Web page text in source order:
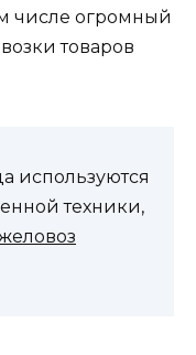
числе огромный
товаров
используются
техники,